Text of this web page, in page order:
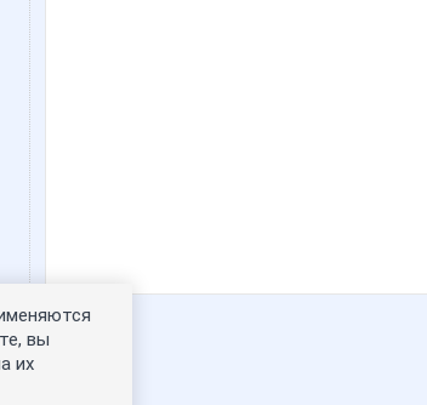
вы
их